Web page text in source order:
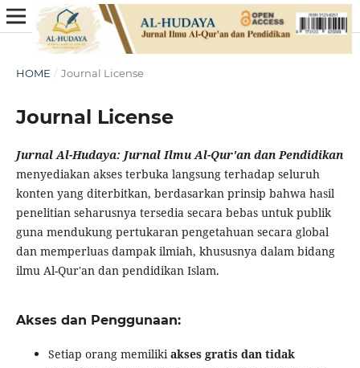
HOME / Journal License
Journal License
Jurnal Al-Hudaya: Jurnal Ilmu Al-Qur'an dan Pendidikan
menyediakan akses terbuka langsung terhadap seluruh
konten yang diterbitkan, berdasarkan prinsip bahwa hasil
penelitian seharusnya tersedia secara bebas untuk publik
guna mendukung pertukaran pengetahuan secara global
dan memperluas dampak ilmiah, khususnya dalam bidang
ilmu Al-Qur'an dan pendidikan Islam.
Akses dan Penggunaan:
Setiap orang memilikiakses gratis dan tidak